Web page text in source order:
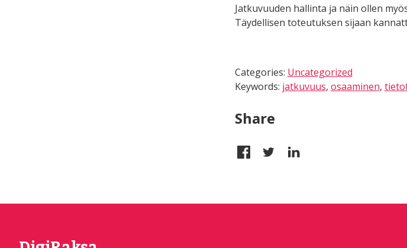
Jatkuvuuden hallinta ja näin ollen
Täydellisen toteutuksen sijaan
Categories: Uncategorized
Keywords: jatkuvuus, osaaminen,
Share